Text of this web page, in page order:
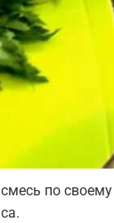
по своему